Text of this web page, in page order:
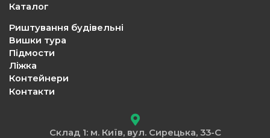
Каталог
Риштування будівельні
Вишки тура
Підмости
Ліжка
Контейнери
Контакти
Склад 1: м. Київ, вул. Сирецька, 33-С